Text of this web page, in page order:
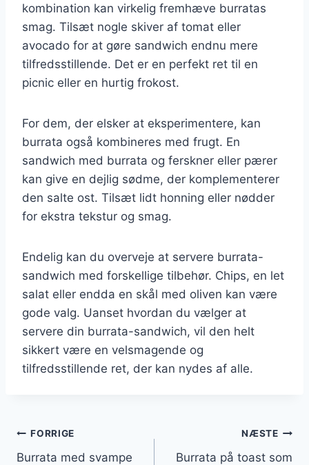
kombination kan virkelig fremhæve burratas
smag. Tilsæt nogle skiver af tomat eller
avocado for at gøre sandwich endnu mere
tilfredsstillende. Det er en perfekt ret til en
picnic eller en hurtig frokost.
For dem, der elsker at eksperimentere, kan
burrata også kombineres med frugt. En
sandwich med burrata og ferskner eller pærer
kan give en dejlig sødme, der komplementerer
den salte ost. Tilsæt lidt honning eller nødder
for ekstra tekstur og smag.
Endelig kan du overveje at servere burrata-
sandwich med forskellige tilbehør. Chips, en let
salat eller endda en skål med oliven kan være
gode valg. Uanset hvordan du vælger at
servere din burrata-sandwich, vil den helt
sikkert være en velsmagende og
tilfredsstillende ret, der kan nydes af alle.
Indlægsnavigation
FORRIGE
Burrata med svampe
NÆSTE
Burrata på toast som